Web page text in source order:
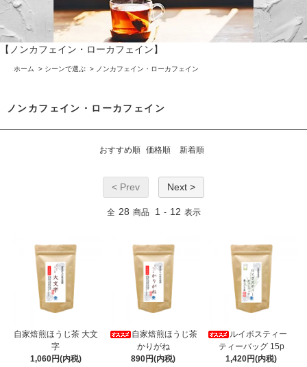
【ノンカフェイン・ローカフェイン】
ホーム > シーンで選ぶ > ノンカフェイン・ローカフェイン
ノンカフェイン・ローカフェイン
おすすめ順 価格順 新着順
< Prev Next >
全 28 商品 1 - 12 表示
自家焙煎ほうじ茶 大文
字
1,060円(内税)
自家焙煎ほうじ茶
かりがね
890円(内税)
ルイボスティー
ティーバッグ 15p
1,420円(内税)